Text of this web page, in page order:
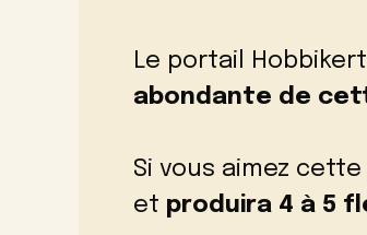
Le portail Hobbikert
abondante de
Si vous aimez
et produira 4 à 5